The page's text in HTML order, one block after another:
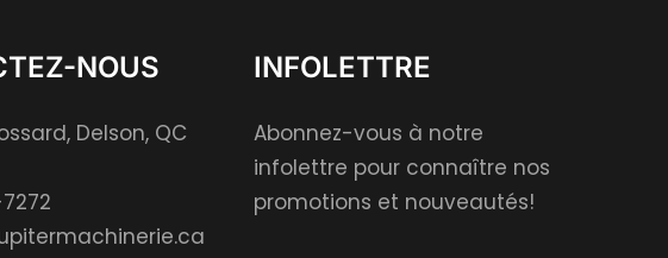
NOUS
Delson, QC
INFOLETTRE
Abonnez-vous à notre
infolettre pour connaître nos
promotions et nouveautés!